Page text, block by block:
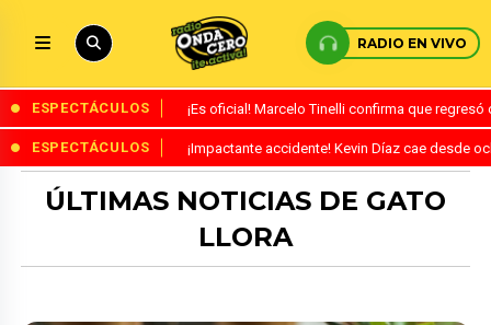
RADIO EN VIVO
ESPECTÁCULOS ¡Es oficial! Marcelo Tinelli confirma que
ESPECTÁCULOS ¡Impactante accidente! Kevin Díaz cae desde
ÚLTIMAS NOTICIAS DE GATO
LLORA